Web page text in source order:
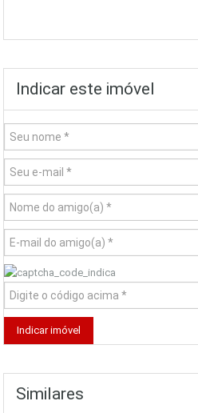
Indicar este imóvel
Similares